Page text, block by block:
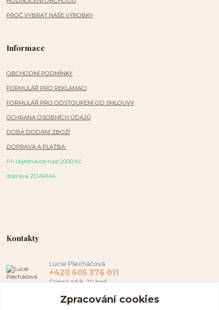
PROČ VYBRAT NAŠE VÝROBKY
Informace
OBCHODNÍ PODMÍNKY
FORMULÁŘ PRO REKLAMACI
FORMULÁŘ PRO ODSTOUPENÍ OD SMLOUVY
OCHRANA OSOBNÍCH ÚDAJŮ
DOBA DODÁNÍ ZBOŽÍ
DOPRAVA A PLATBA
Při objednávce nad 2000 Kč
doprava ZDARMA
Kontakty
Lucie Plecháčová
+420 605 376 011
Denně od 8-20 hod.
hamapl@seznam.cz
Zpracování cookies